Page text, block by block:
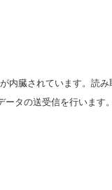
内臓されています。読
タの送受信を行いま